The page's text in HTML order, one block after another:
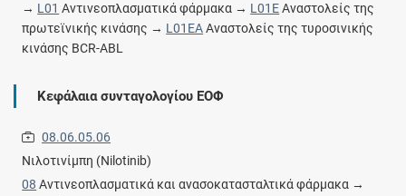
→ L01 Αντινεοπλασματικά φάρμακα → L01EΑναστολείς της
πρωτεϊνικής κινάσης → L01EAΑναστολείς της τυροσινικής
κινάσης BCR-ABL
Κεφάλαια συνταγολογίου ΕΟΦ
08.06.05.06
Νιλοτινίμπη (Nilotinib)
08 Αντινεοπλασματικά και ανασοκατασταλτικά φάρμακα →